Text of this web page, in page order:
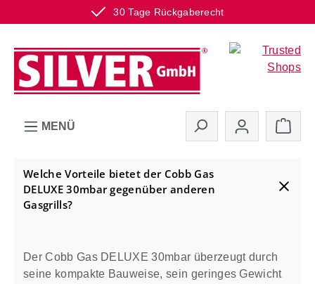
30 Tage Rückgaberecht
Zum Hauptinhalt springen
MENÜ
Welche Vorteile bietet der Cobb Gas
DELUXE 30mbar gegenüber anderen
Gasgrills?
Der Cobb Gas DELUXE 30mbar überzeugt durch
seine kompakte Bauweise, sein geringes Gewicht